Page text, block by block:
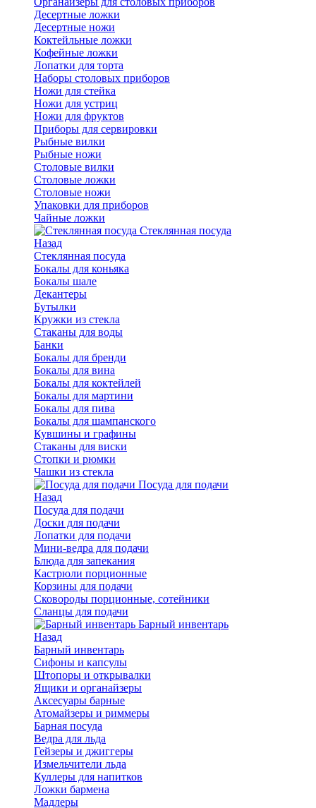
Десертные ложки
Десертные ножи
Коктейльные ложки
Кофейные ложки
Лопатки для торта
Наборы столовых приборов
Ножи для стейка
Ножи для устриц
Ножи для фруктов
Приборы для сервировки
Рыбные вилки
Рыбные ножи
Столовые вилки
Столовые ложки
Столовые ножи
Упаковки для приборов
Чайные ложки
Стеклянная посуда
Назад
Стеклянная посуда
Бокалы для коньяка
Бокалы шале
Декантеры
Бутылки
Кружки из стекла
Стаканы для воды
Банки
Бокалы для бренди
Бокалы для вина
Бокалы для коктейлей
Бокалы для мартини
Бокалы для пива
Бокалы для шампанского
Кувшины и графины
Стаканы для виски
Стопки и рюмки
Чашки из стекла
Посуда для подачи
Назад
Посуда для подачи
Доски для подачи
Лопатки для подачи
Мини-ведра для подачи
Блюда для запекания
Кастрюли порционные
Корзины для подачи
Сковороды порционные, сотейники
Сланцы для подачи
Барный инвентарь
Назад
Барный инвентарь
Сифоны и капсулы
Штопоры и открывалки
Ящики и органайзеры
Аксесуары барные
Атомайзеры и риммеры
Барная посуда
Ведра для льда
Гейзеры и джиггеры
Измельчители льда
Куллеры для напитков
Ложки бармена
Мадлеры